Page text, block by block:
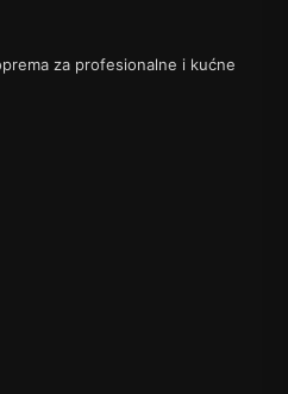
za profesionalne i kućne